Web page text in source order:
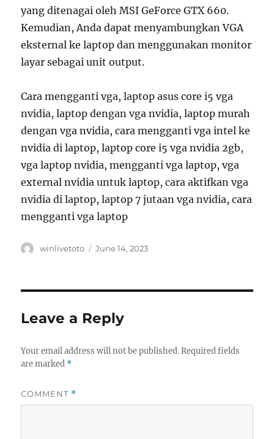
yang ditenagai oleh MSI GeForce GTX 660.
Kemudian, Anda dapat menyambungkan VGA
eksternal ke laptop dan menggunakan monitor
layar sebagai unit output.
Cara mengganti vga, laptop asus core i5 vga
nvidia, laptop dengan vga nvidia, laptop murah
dengan vga nvidia, cara mengganti vga intel ke
nvidia di laptop, laptop core i5 vga nvidia 2gb,
vga laptop nvidia, mengganti vga laptop, vga
external nvidia untuk laptop, cara aktifkan vga
nvidia di laptop, laptop 7 jutaan vga nvidia, cara
mengganti vga laptop
Author
winlivetoto
Posted
June 14, 2023
Leave a Reply
Your email address will not be published. Required fields
are marked *
COMMENT *